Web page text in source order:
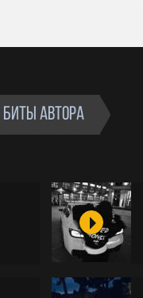
АВТОРА